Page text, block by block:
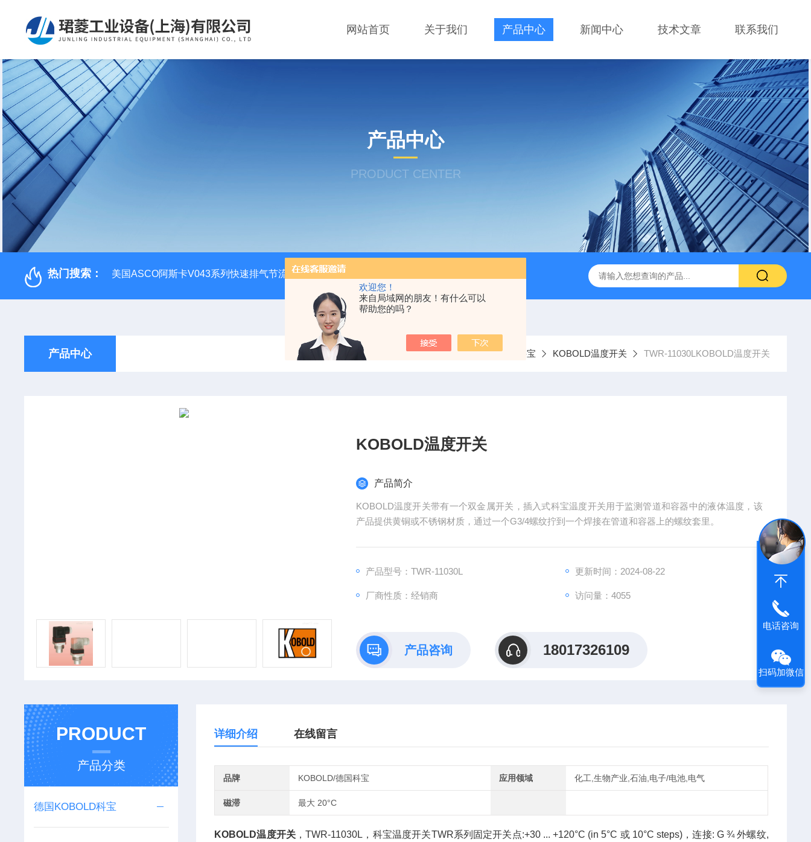
欢迎您！
来自局域网的朋友！有什么可以
帮助您的吗？
网站首页 关于我们 产品中心 新闻中心 技术文章 联系我们
产品中心
PRODUCT CENTER
热门搜索： 美国ASCO阿斯卡V043系列快速排气节流阀 RVM/U-2/1 G 1/2MEISTER流量传感器 HEIDENHAIN海德汉角度编码器全系列介绍 0631-053BARKSDALE
产品中心 当前位置： 产品中心 德国KOBOLD科宝 KOBOLD温度开关 TWR-11030LKOBOLD温度开关
KOBOLD温度开关
产品简介
KOBOLD温度开关带有一个双金属开关，插入式科宝温度开关用于监测管道和容器中的液体温度，该
产品提供黄铜或不锈钢材质，通过一个G3/4螺纹拧到一个焊接在管道和容器上的螺纹套里。
产品型号：TWR-11030L 更新时间：2024-08-22
厂商性质：经销商 访问量：4055
产品咨询 18017326109
PRODUCT
产品分类
德国KOBOLD科宝
详细介绍 在线留言
品牌 KOBOLD/德国科宝 应用领域 化工,生物产业,石油,电子/电池,电气
磁滞 最大 20°C
KOBOLD温度开关 ，TWR-11030L，科宝温度开关TWR系列固定开关点:+30 ... +120°C (in 5°C 或 10°C steps)，连接: G ¾ 外螺纹,
电话咨询
扫码加微信